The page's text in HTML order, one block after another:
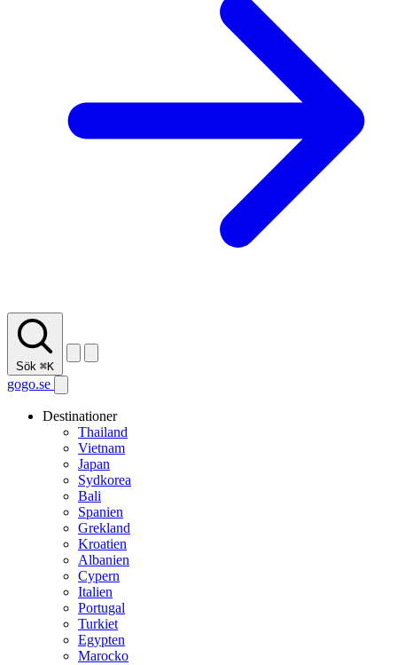
Sök ⌘K
gogo.se
Destinationer
Thailand
Vietnam
Japan
Sydkorea
Bali
Spanien
Grekland
Kroatien
Albanien
Cypern
Italien
Portugal
Turkiet
Egypten
Marocko